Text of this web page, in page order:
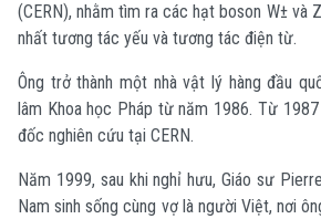
(CERN), nhằm tìm ra các hạt boson W± và
nhất tương tác yếu và tương tác điện từ.
Ông trở thành một nhà vật lý hàng đầu
lâm Khoa học Pháp từ năm 1986. Từ
đốc nghiên cứu tại CERN.
Năm 1999, sau khi nghỉ hưu, Giáo sư
Nam sinh sống cùng vợ là người Việt, nơi